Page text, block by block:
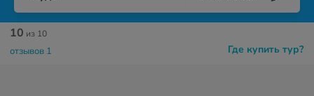
Где купить тур?
10 из 10
отзывов 1